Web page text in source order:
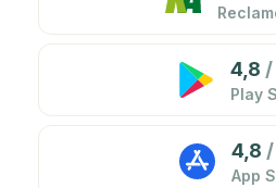
4,8 /
Play
4,8
App